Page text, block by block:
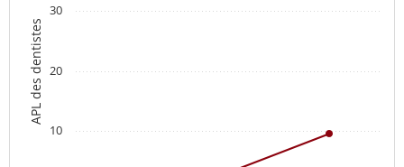
APL des dentistes
10
20
30